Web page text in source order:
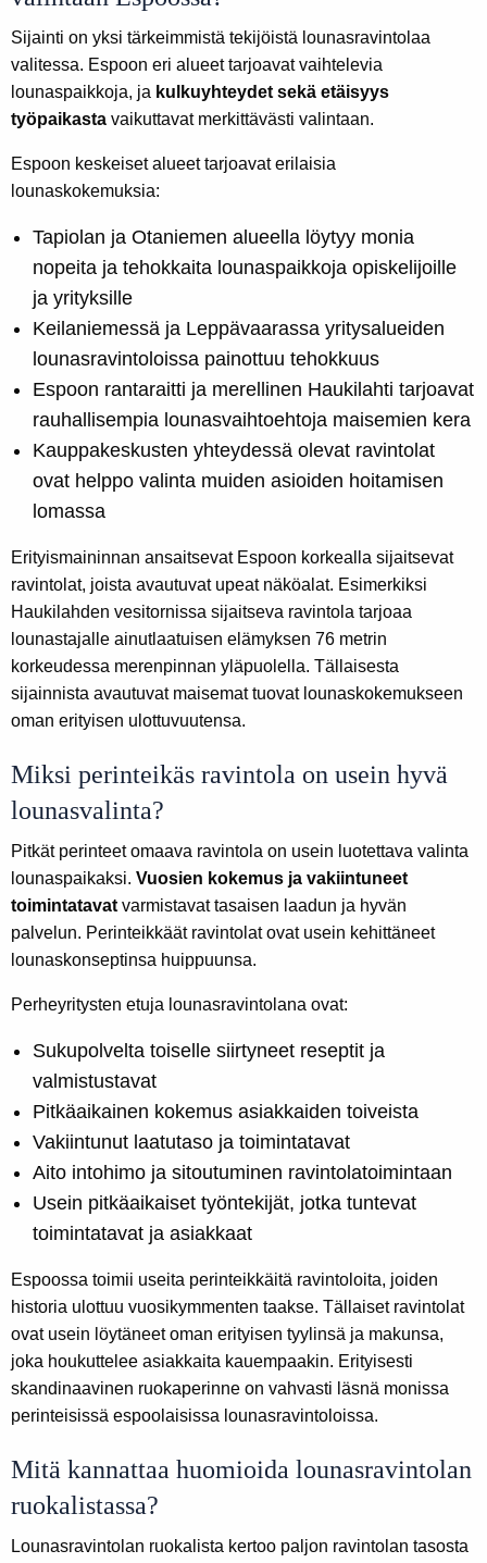
Sijainti on yksi tärkeimmistä tekijöistä lounasravintolaa
valitessa. Espoon eri alueet tarjoavat vaihtelevia
lounaspaikkoja, ja kulkuyhteydet sekä etäisyys
työpaikasta vaikuttavat merkittävästi valintaan.
Espoon keskeiset alueet tarjoavat erilaisia
lounaskokemuksia:
Tapiolan ja Otaniemen alueella löytyy monia
nopeita ja tehokkaita lounaspaikkoja opiskelijoille
ja yrityksille
Keilaniemessä ja Leppävaarassa yritysalueiden
lounasravintoloissa painottuu tehokkuus
Espoon rantaraitti ja merellinen Haukilahti tarjoavat
rauhallisempia lounasvaihtoehtoja maisemien kera
Kauppakeskusten yhteydessä olevat ravintolat
ovat helppo valinta muiden asioiden hoitamisen
lomassa
Erityismaininnan ansaitsevat Espoon korkealla sijaitsevat
ravintolat, joista avautuvat upeat näköalat. Esimerkiksi
Haukilahden vesitornissa sijaitseva ravintola tarjoaa
lounastajalle ainutlaatuisen elämyksen 76 metrin
korkeudessa merenpinnan yläpuolella. Tällaisesta
sijainnista avautuvat maisemat tuovat lounaskokemukseen
oman erityisen ulottuvuutensa.
Miksi perinteikäs ravintola on usein hyvä
lounasvalinta?
Pitkät perinteet omaava ravintola on usein luotettava valinta
lounaspaikaksi. Vuosien kokemus ja vakiintuneet
toimintatavat varmistavat tasaisen laadun ja hyvän
palvelun. Perinteikkäät ravintolat ovat usein kehittäneet
lounaskonseptinsa huippuunsa.
Perheyritysten etuja lounasravintolana ovat:
Sukupolvelta toiselle siirtyneet reseptit ja
valmistustavat
Pitkäaikainen kokemus asiakkaiden toiveista
Vakiintunut laatutaso ja toimintatavat
Aito intohimo ja sitoutuminen ravintolatoimintaan
Usein pitkäaikaiset työntekijät, jotka tuntevat
toimintatavat ja asiakkaat
Espoossa toimii useita perinteikkäitä ravintoloita, joiden
historia ulottuu vuosikymmenten taakse. Tällaiset ravintolat
ovat usein löytäneet oman erityisen tyylinsä ja makunsa,
joka houkuttelee asiakkaita kauempaakin. Erityisesti
skandinaavinen ruokaperinne on vahvasti läsnä monissa
perinteisissä espoolaisissa lounasravintoloissa.
Mitä kannattaa huomioida lounasravintolan
ruokalistassa?
Lounasravintolan ruokalista kertoo paljon ravintolan tasosta